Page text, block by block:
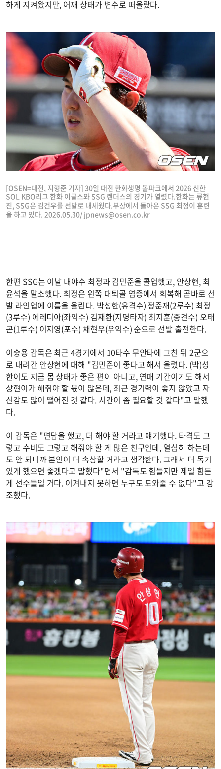
하게 지켜왔지만, 어깨 상태가 변수로 떠올랐다.
[OSEN=대전, 지형준 기자] 30일 대전 한화생명 볼파크에서 2026 신한
SOL KBO리그 한화 이글스와 SSG 랜더스의 경기가 열렸다.한화는 류현
진, SSG은 김건우를 선발로 내세웠다.부상에서 돌아온 SSG 최정이 훈련
을 하고 있다. 2026.05.30/ jpnews@osen.co.kr
한편 SSG는 이날 내야수 최정과 김민준을 콜업했고, 안상현, 최
윤석을 말소했다. 최정은 왼쪽 대퇴골 염증에서 회복해 곧바로 선
발 라인업에 이름을 올린다. 박성한(유격수) 정준재(2루수) 최정
(3루수) 에레디아(좌익수) 김재환(지명타자) 최지훈(중견수) 오태
곤(1루수) 이지영(포수) 채현우(우익수) 순으로 선발 출전한다.
이숭용 감독은 최근 4경기에서 10타수 무안타에 그친 뒤 2군으
로 내려간 안상현에 대해 "김민준이 좋다고 해서 올렸다. (박)성
한이도 지금 몸 상태가 좋은 편이 아니고, 연패 기간이기도 해서
상현이가 해줘야 할 몫이 많은데, 최근 경기력이 좋지 않았고 자
신감도 많이 떨어진 것 같다. 시간이 좀 필요할 것 같다"고 말했
다.
이 감독은 "면담을 했고, 더 해야 할 거라고 얘기했다. 타격도 그
렇고 수비도 그렇고 해줘야 할 게 많은 친구인데, 열심히 하는데
도 안 되니까 본인이 더 속상할 거라고 생각한다. 그래서 더 독기
있게 했으면 좋겠다고 말했다"면서 "감독도 힘들지만 제일 힘든
게 선수들일 거다. 이겨내지 못하면 누구도 도와줄 수 없다"고 강
조했다.